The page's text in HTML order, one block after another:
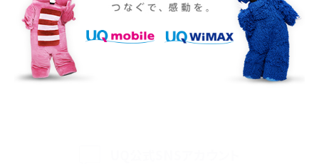
iPhone 16eとiPhone 14を徹底比較！スペック・機能の違いをわかりやすく紹介
iPhone 16シリーズのモデルを比較！価格・サイズ・カメラ性能の違いを徹底解説
iPhone 16とiPhone 15の違いは？カメラ・スペック・機能を徹底比較